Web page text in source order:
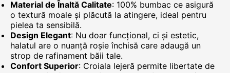
Material de Înaltă Calitate: 100% bumbac ce asigură
o textură moale și plăcută la atingere, ideal pentru
pielea ta sensibilă.
Design Elegant: Nu doar funcțional, ci și estetic,
halatul are o nuanță roșie închisă care adaugă un
strop de rafinament băii tale.
Confort Superior: Croiala lejeră permite libertate de